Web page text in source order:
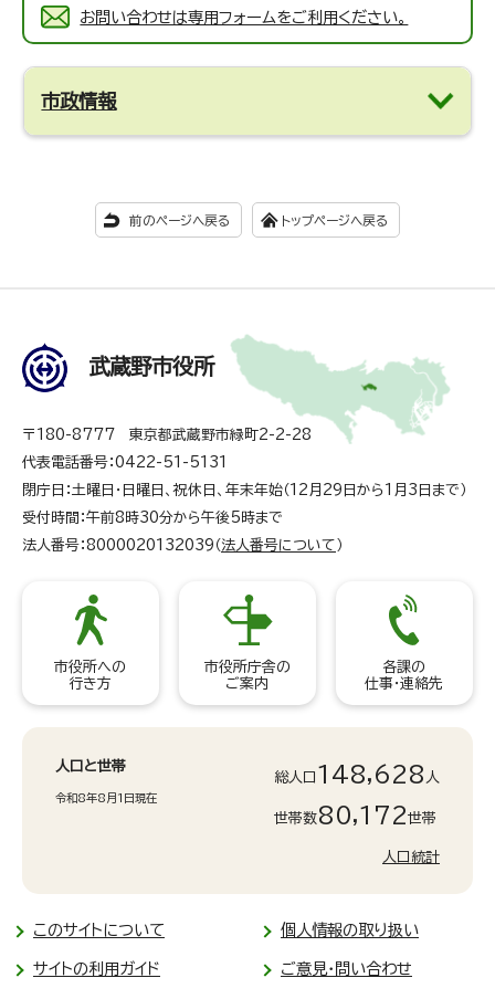
お問い合わせは専用フォームをご利用ください。
市政情報
前のページへ戻る トップページへ戻る
武蔵野市役所
〒180-8777 東京都武蔵野市緑町2-2-28
代表電話番号：0422-51-5131
閉庁日：土曜日・日曜日、祝休日、年末年始（12月29日から1月3日まで）
受付時間：午前8時30分から午後5時まで
法人番号：8000020132039（ 法人番号について ）
市役所への
行き方
市役所庁舎の
ご案内
各課の
仕事・連絡先
人口と世帯
令和8年8月1日現在
総人口 148,628 人
世帯数80,172世帯
人口統計
このサイトについて 個人情報の取り扱い
サイトの利用ガイド ご意見・問い合わせ